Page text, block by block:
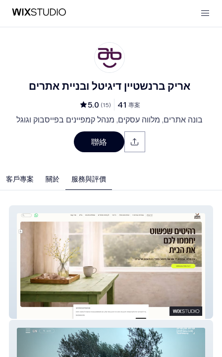
אריק ברנשטיין דיגיטל ובניית אתרים
5.0 (15) 41 專案
בונה אתרים, מלווה עסקים, מנהל קמפיינים בפייסבוק וגוגל
聯絡
客戶專案 關於 服務與評價